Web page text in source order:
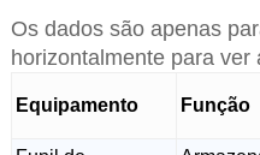
Os dados são apenas
horizontalmente para ver
Equipamento Função